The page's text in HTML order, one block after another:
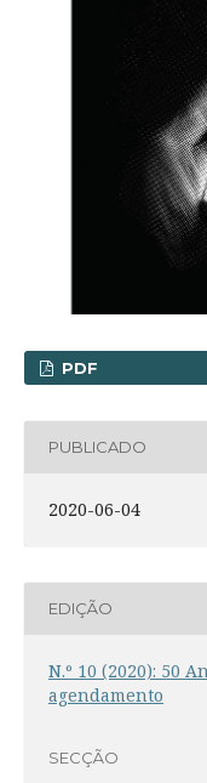
PDF
PUBLICADO
2020-06-04
EDIÇÃO
N.º 10 (2020): 50
agendamento
SECÇÃO